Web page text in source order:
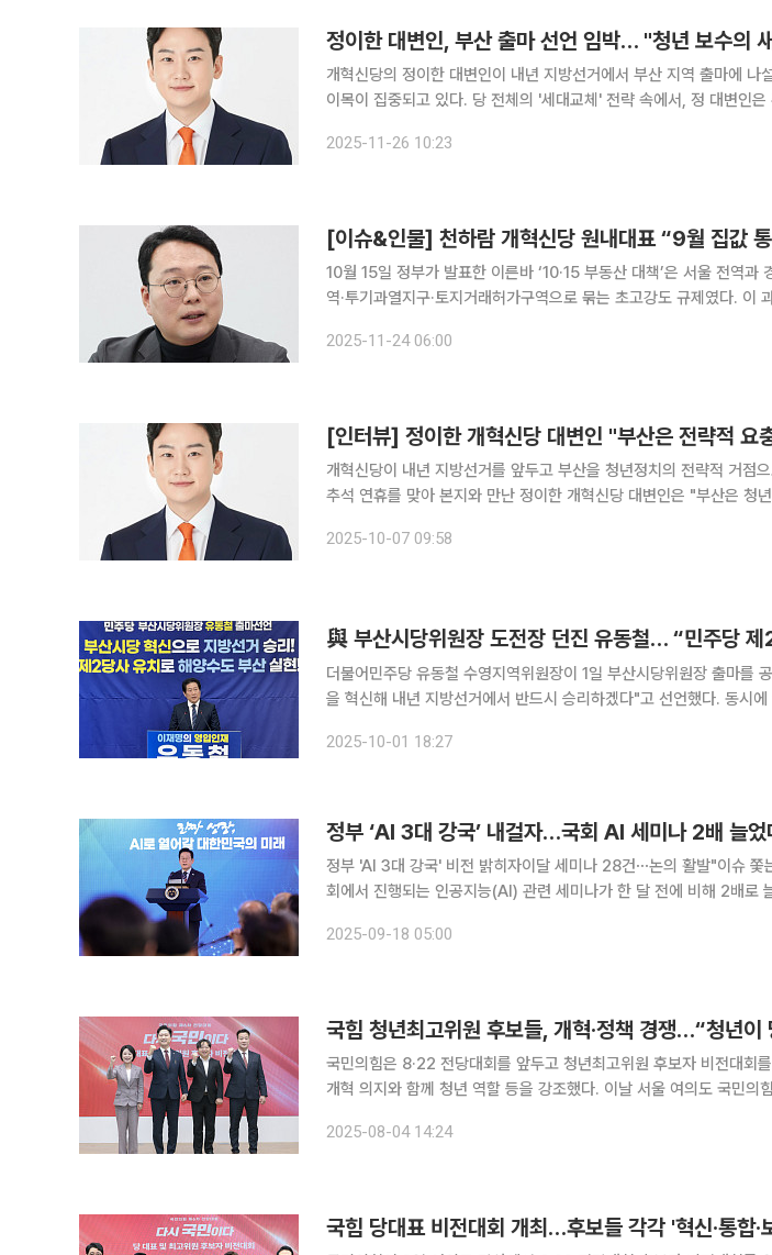
정이한 대변인, 부산 출마 선언 임박… "청년 보수의
개혁신당의 정이한 대변인이 내년 지방선거에서 부산 지역 출마에 나
이목이 집중되고 있다. 당 전체의 '세대교체' 전략 속에서, 정 대변인은 주력 인물로 떠오르고 있다.
리핑을 주도해왔다. 최근 언론 인터뷰에서는 “부산은 청년정치의
2025-11-26 10:23
10월 15일 정부가 발표한 이른바 ‘10·15 부동산 대책’은 서울 전역과
역·투기과열지구·토지거래허가구역으로 묶는 초고강도 규제였다. 이 과정에서 국토교통부가 ‘법에
개혁신당 원내대표다. 그는 서울 도봉·강북·중랑·금천, 경
2025-11-24 06:00
개혁신당이 내년 지방선거를 앞두고 부산을 청년정치의 전략적 거점
추석 연휴를 맞아 본지와 만난 정이한 개혁신당 대변인은 "부산은 청
2025-10-07 09:58
더불어민주당 유동철 수영지역위원장이 1일 부산시당위원장 출마를
을 혁신해 내년 지방선거에서 반드시 승리하겠다"고 선언했다. 동시
핑룸에서 기자회견을 열고 "지방선거 승리는 곧 이재명 정부의 성공이
2025-10-01 18:27
정부 ‘AI 3대 강국’ 내걸자…국회 AI 세미나 2배 늘었
정부 'AI 3대 강국' 비전 밝히자이달 세미나 28건⋯논의 활발"이슈 쫓는
회에서 진행되는 인공지능(AI) 관련 세미나가 한 달 전에 비해 2배로
의원실이 주최하는 AI 관련 세미나도 많아지는 모양
2025-09-18 05:00
국힘 청년최고위원 후보들, 개혁·정책 경쟁…“청년이
국민의힘은 8·22 전당대회를 앞두고 청년최고위원 후보자 비전대회
개혁 의지와 함께 청년 역할 등을 강조했다. 이날 서울 여의도 국민의힘 당사에서 열린 제6차 전당
는 “지금 국민의힘은 영화 ‘돈 룩 업(Don’t Look
2025-08-04 14:24
국힘 당대표 비전대회 개최…후보들 각각 '혁신·통합·